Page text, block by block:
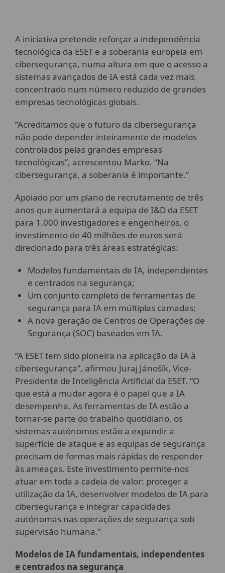
A iniciativa pretende reforçar a independência
tecnológica da ESET e a soberania europeia em
cibersegurança, numa altura em que o acesso a
sistemas avançados de IA está cada vez mais
concentrado num número reduzido de grandes
empresas tecnológicas globais.
“Acreditamos que o futuro da cibersegurança
não pode depender inteiramente de modelos
controlados pelas grandes empresas
tecnológicas”, acrescentou Marko. “Na
cibersegurança, a soberania é importante.”
Apoiado por um plano de recrutamento de três
anos que aumentará a equipa de I&D da ESET
para 1.000 investigadores e engenheiros, o
investimento de 40 milhões de euros será
direcionado para três áreas estratégicas:
Modelos fundamentais de IA, independentes
e centrados na segurança;
Um conjunto completo de ferramentas de
segurança para IA em múltiplas camadas;
A nova geração de Centros de Operações de
Segurança (SOC) baseados em IA.
“A ESET tem sido pioneira na aplicação da IA à
cibersegurança”, afirmou Juraj Jánošík, Vice-
Presidente de Inteligência Artificial da ESET. “O
que está a mudar agora é o papel que a IA
desempenha. As ferramentas de IA estão a
tornar-se parte do trabalho quotidiano, os
sistemas autónomos estão a expandir a
superfície de ataque e as equipas de segurança
precisam de formas mais rápidas de responder
às ameaças. Este investimento permite-nos
atuar em toda a cadeia de valor: proteger a
utilização da IA, desenvolver modelos de IA para
cibersegurança e integrar capacidades
autónomas nas operações de segurança sob
supervisão humana.”
Modelos de IA fundamentais, independentes
e centrados na segurança